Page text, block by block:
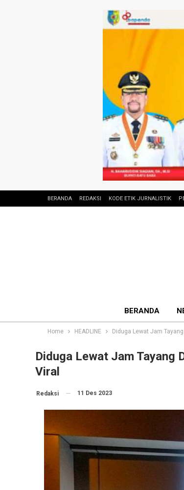
BERANDA REDAKSI KODE ETIK JURNALISTIK
BERANDA
Home HEADLINE Diduga Lewat Jam
Diduga Lewat Jam Tayang
Viral
Redaksi 11 Des 2023